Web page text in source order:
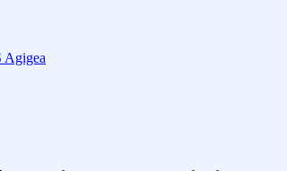
Agigea